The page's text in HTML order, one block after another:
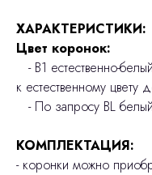
ХАРАКТЕРИСТИКИ:
Цвет коронок:
- В1 естественно-
к естественному цвету
- По запросу BL
КОМПЛЕКТАЦИЯ:
- коронки можно